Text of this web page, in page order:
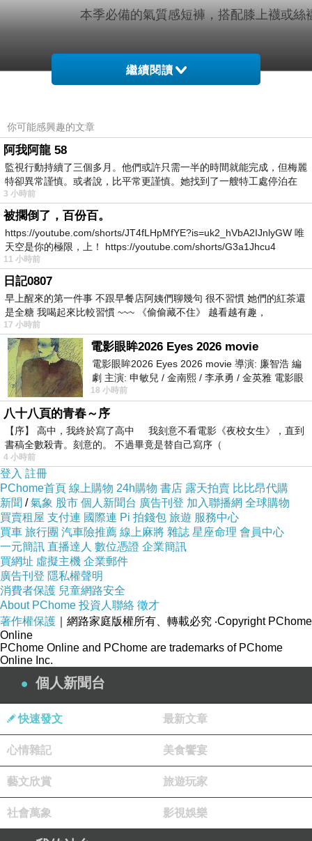
本季必備的氣質感短褲，搭配膝上襪或絲
深色衣物建議單獨洗滌，以翻面
並建議第一次穿著前請先下水洗滌
材質 色 配
100?
酯纖
維，
卡
其
無
繼續閱讀
你可能感興趣的文章
阿我阿龍 58
監視行動持續了三個多月。他們或許只需一半的時間就能完成，但梅麗
特卻異常謹慎。或者說，比平常更謹慎。她找到了一艘特工處停泊在
3 小時前
被擱倒了，百份百。
https://youtube.com/shorts/JT4fLHpMfYE?is=uk2_hVbA2IJnlyGW 唯
天空是你的極限，上！ https://youtube.com/shorts/G3a1Jhcu4
11 小時前
日記0807
早上醒來的第一件事 不跟早餐店阿姨們聊幾句 很不習慣 她們的紅茶還
是全糖 我喝起來比較習慣 ~~~ 《偷偷藏不住》 越看越有趣，
17 小時前
電影眼眸2026 Eyes 2026 movie
電影眼眸2026 Eyes 2026 movie 導演: 廉智浩 編
劇 主演: 申敏兒 / 金南熙 / 李承勇 / 金英雅 電影眼
眸2026描述攝影師徐珍因遺
18 小時前
八十八頁的青春～序
【序】 高中，我終於寫了高中 我刻意不看電影《夜校女生》，直到
書稿全數殺青。刻意的。 不過畢竟是替自己寫序（
4 小時前
登入 註冊
PChome首頁 線上購物 24h購物 書店 露天拍賣 比比昂代購
新聞 /氣象 股市 個人新聞台 廣告刊登 加入聯播網 全球購物
買賣租屋 支付連 國際連 Pi 拍錢包 旅遊 服務中心
買車 旅行團 汽車險推薦 線上麻將 雜誌 星座命理 會員中心
一元簡訊 直播達人 數位憑證 企業簡訊
買網址 虛擬主機 企業郵件
廣告刊登 隱私權聲明
消費者保護 兒童網路安全
About PChome 投資人聯絡 徵才
著作權保護 ｜網路家庭版權所有、轉載必究 ‧Copyright PChome
Online
PChome Online and PChome are trademarks of PChome
Online Inc.
個人新聞台
快速發文 最新文章
心情雜記 美食饗宴
藝文欣賞 旅遊玩家
社會萬象 影視娛樂